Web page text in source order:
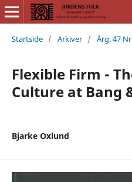
Startside / Arkiver / Årg. 47
Flexible Firm -
Culture at Bang
Bjarke Oxlund